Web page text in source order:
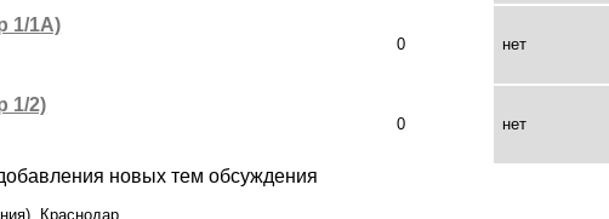
1/1А)
0 нет
1/2)
0 нет
новых тем обсуждения